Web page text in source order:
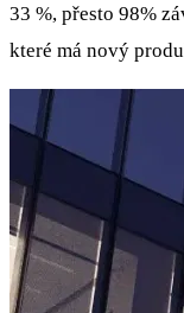
33 %, přesto 98%
které má nový